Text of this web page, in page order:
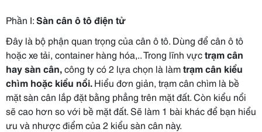
Phần I:Sàn cân ô tô điện tử
Đây là bộ phận quan trọng của cân ô tô. Dùng để cân ô tô
hoặc xe tải, container hàng hóa,.. Trong lĩnh vựctrạm cân
hay sàn cân,công ty có 2 lựa chọn là làmtrạm cân kiểu
chìm hoặc kiểu nổi.Hiểu đơn giản, trạm cân chìm là bề
mặt sàn cân lắp đặt bằng phẳng trên mặt đất. Còn kiểu nổi
sẽ cao hơn so với bề mặt đất. Sẽ làm 1 bài khác để bạn hiểu
ưu và nhược điểm của 2 kiểu sàn cân này.